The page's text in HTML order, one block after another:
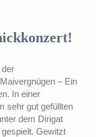
– Ein
In einer
sehr gut gefüllten
dem Dirigat
Gewitzt